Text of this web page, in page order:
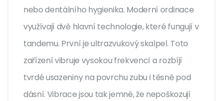
nebo dentálního hygienika. Moderní ordinace
využívají dvě hlavní technologie, které fungují v
tandemu. První je ultrazvukový skalpel. Toto
zařízení vibruje vysokou frekvencí a rozbíjí
tvrdé usazeniny na povrchu zubu i těsně pod
dásní. Vibrace jsou tak jemné, že nepoškozují